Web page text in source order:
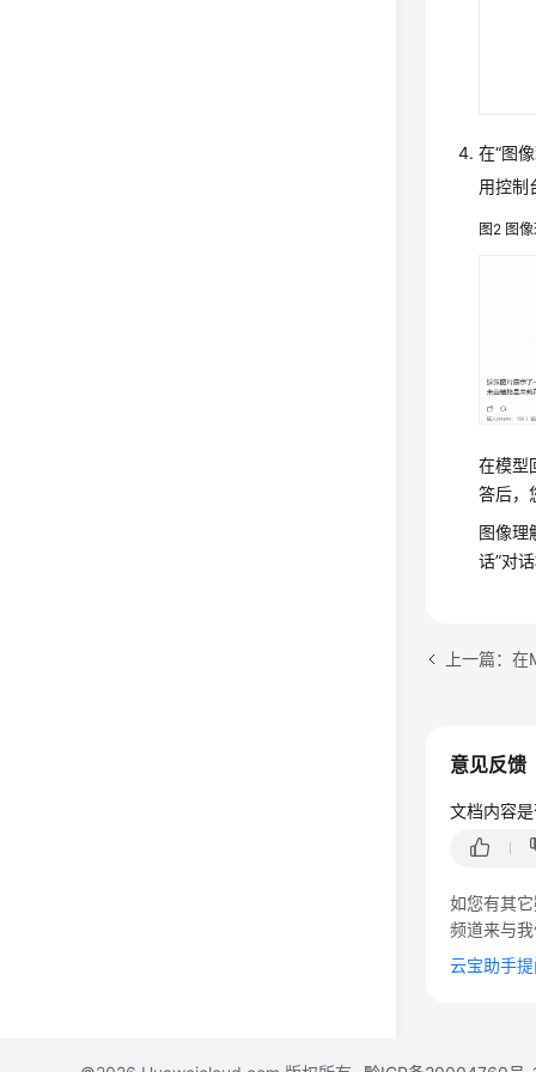
在“图
用控制
图2 图
在模型
答后，
图像理
话”对
上一篇：
意见反馈
文档内容是
如您有其
频道来与
云宝助手提